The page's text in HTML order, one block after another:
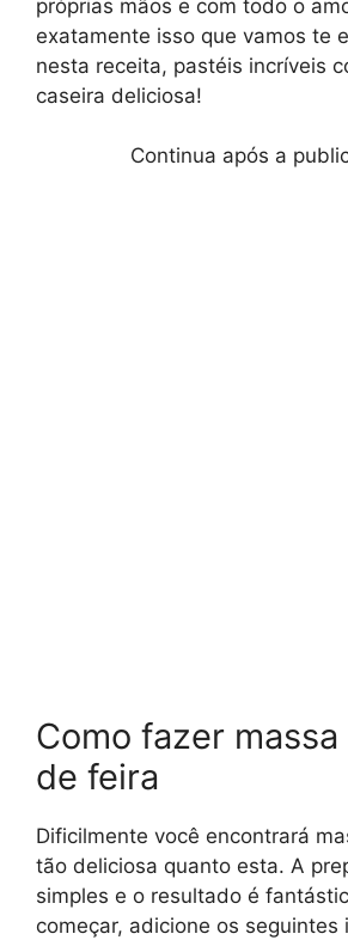
próprias mãos e com todo o
exatamente isso que vamos te
nesta receita, pastéis incríveis
caseira deliciosa!
Continua após a
Como fazer
de feira
Dificilmente você encontrará
tão deliciosa quanto esta. A
simples e o resultado é
começar, adicione os seguintes